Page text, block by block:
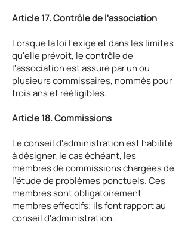
Article 17. Contrôle de l'association
Lorsque la loi l'exige et dans les limites
qu'elle prévoit, le contrôle de
l'association est assuré par un ou
plusieurs commissaires, nommés pour
trois ans et rééligibles.
Article 18. Commissions
Le conseil d'administration est habilité
à désigner, le cas échéant, les
membres de commissions chargées de
l'étude de problèmes ponctuels. Ces
membres sont obligatoirement
membres effectifs; ils font rapport au
conseil d'administration.